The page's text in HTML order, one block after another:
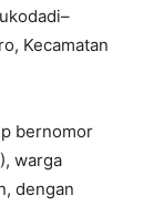
Kecamatan
bernomor
warga
dengan